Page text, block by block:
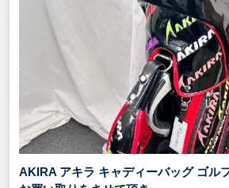
AKIRA アキラ キャディーバッグ ゴル